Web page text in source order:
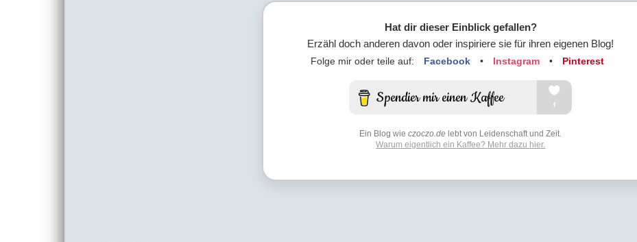
Hat dir dieser Einblick gefallen?
Erzähl doch anderen davon oder inspiriere sie für ihren eigenen Blog!
Folge mir oder teile auf: Facebook • Instagram • Pinterest
Ein Blog wieczoczo.de lebt von Leidenschaft und Zeit.
Warum eigentlich ein Kaffee? Mehr dazu hier.